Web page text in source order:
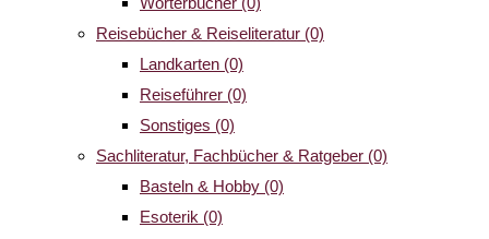
Reisebücher & Reiseliteratur (0)
Landkarten (0)
Reiseführer (0)
Sonstiges (0)
Sachliteratur, Fachbücher & Ratgeber (0)
Basteln & Hobby (0)
Esoterik (0)